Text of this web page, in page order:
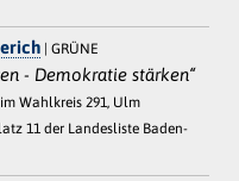
| GRÜNE
- Demokratie stärken“
Wahlkreis 291, Ulm
11 der Landesliste Baden-